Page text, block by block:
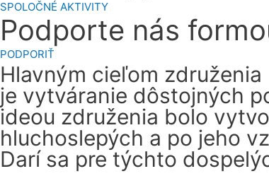
SPOLOČNÉ AKTIVITY
Podporte nás
PODPORIŤ
Hlavným cieľom združenia
je vytváranie dôstojných
ideou združenia bolo
hluchoslepých a po jeho
Darí sa pre týchto